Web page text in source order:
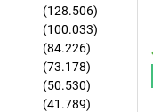
(128.506)
(100.033)
(84.226)
(73.178)
(50.530)
(41.789)